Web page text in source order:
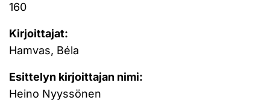
160
Kirjoittajat:
Hamvas, Béla
Esittelyn kirjoittajan nimi:
Heino Nyyssönen